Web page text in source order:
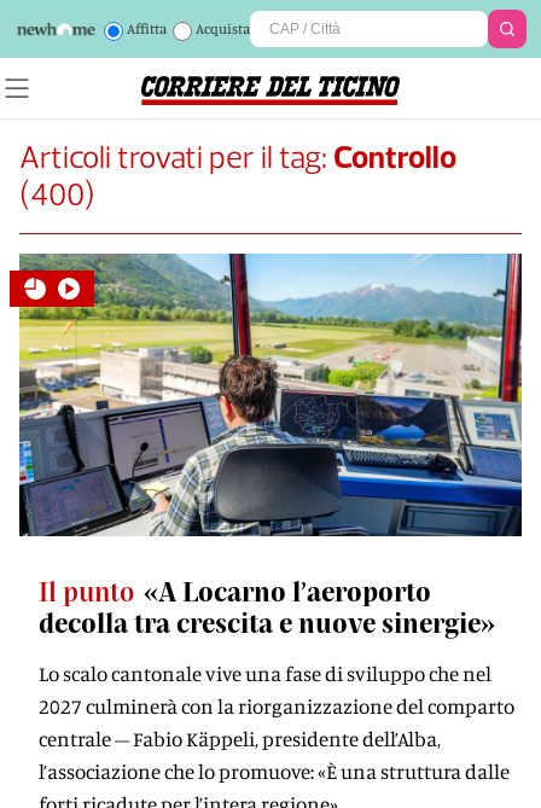
Affitta Acquista
Articoli trovati per il tag: Controllo
(400)
Il punto «A Locarno l’aeroporto
decolla tra crescita e nuove sinergie»
Lo scalo cantonale vive una fase di sviluppo che nel
2027 culminerà con la riorganizzazione del comparto
centrale – Fabio Käppeli, presidente dell’Alba,
l’associazione che lo promuove: «È una struttura dalle